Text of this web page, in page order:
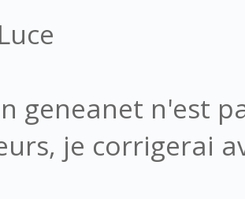
geneanet n'est
je corrigerai